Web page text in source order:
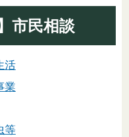
市民相談
活
業
等